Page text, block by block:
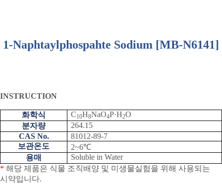
1-Naphtaylphospahte Sodium [MB-N6141]
INSTRUCTION
화학식 C10H8NaO4P·H2O
분자량
264.15
CAS No.
81012-89-7
보관온도
2~6℃
용매
Soluble in Water
* 해당 제품은 식물 조직배양 및 미생물실험을 위해 사용되는
시약입니다.